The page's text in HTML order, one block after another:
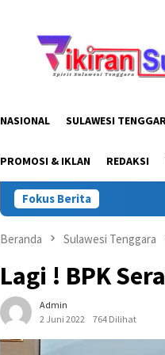
NASIONAL SULAWESI
PROMOSI & IKLAN REDAKSI
Fokus Berita
Beranda Sulawesi Tenggara
Lagi ! BPK
Admin
2 Juni 2022
764 Dilihat